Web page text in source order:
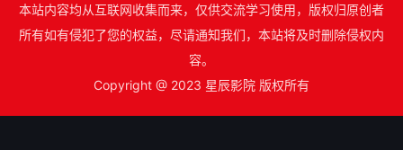
本站内容均从互联网收集而来，仅供交流学习使用，版权归原创者
所有如有侵犯了您的权益，尽请通知我们，本站将及时删除侵权内
容。
Copyright @ 2023 星辰影院 版权所有